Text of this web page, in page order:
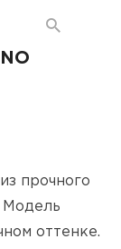
прочного
Модель
оттенке.